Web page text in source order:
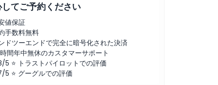
てご予約ください
値保証
手数料無料
ドツーエンドで完全に暗号化された決済
間年中無休のカスタマーサポート
5 ⭐ トラストパイロットでの評価
5 ⭐ グーグルでの評価